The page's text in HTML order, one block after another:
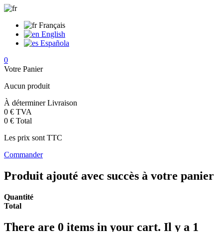
Français
English
Española
0
Votre Panier
Aucun produit
À déterminerLivraison
0 € TVA
0 € Total
Les prix sont TTC
Commander
Produit ajouté avec succès à votre panier
Quantité
Total
There are 0 items in your cart. Il y a 1